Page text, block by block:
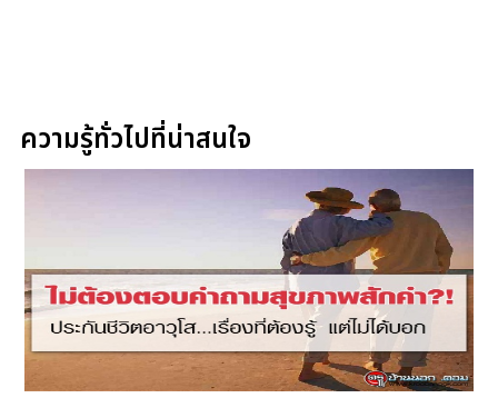
ความรู้ทั่วไปที่น่าสนใจ